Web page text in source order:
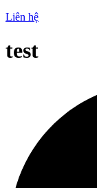
Liên hệ
test